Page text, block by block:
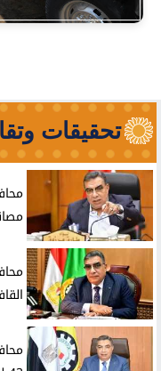
تحقيقات